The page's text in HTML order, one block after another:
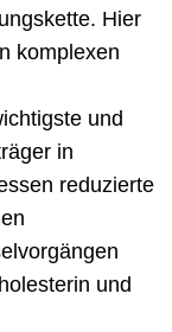
Hier
komplexen
und
in
reduzierte
und